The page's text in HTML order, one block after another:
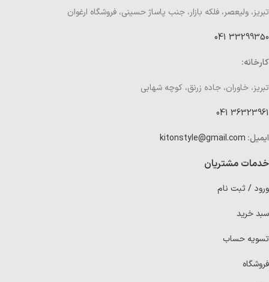
تبریز، ولیعصر، فلکه بازار، جنب پاساژ حسینی، فروشگاه ارغوان
33299350 041
کارخانه:
تبریز، خاوران، جاده زرنق، کوچه شهابی
36323961 041
ایمیل: kitonstyle@gmail.com
خدمات مشتریان
ورود / ثبت نام
سبد خرید
تسویه حساب
فروشگاه